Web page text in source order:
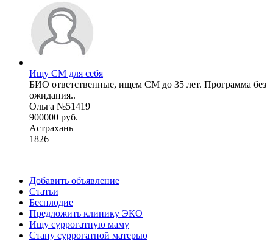
Ищу СМ для себя
БИО ответственные, ищем СМ до 35 лет. Программа без
ожидания..
Ольга №51419
900000 руб.
Астрахань
1826
Добавить объявление
Статьи
Бесплодие
Предложить клинику ЭКО
Ищу суррогатную маму
Стану суррогатной матерью